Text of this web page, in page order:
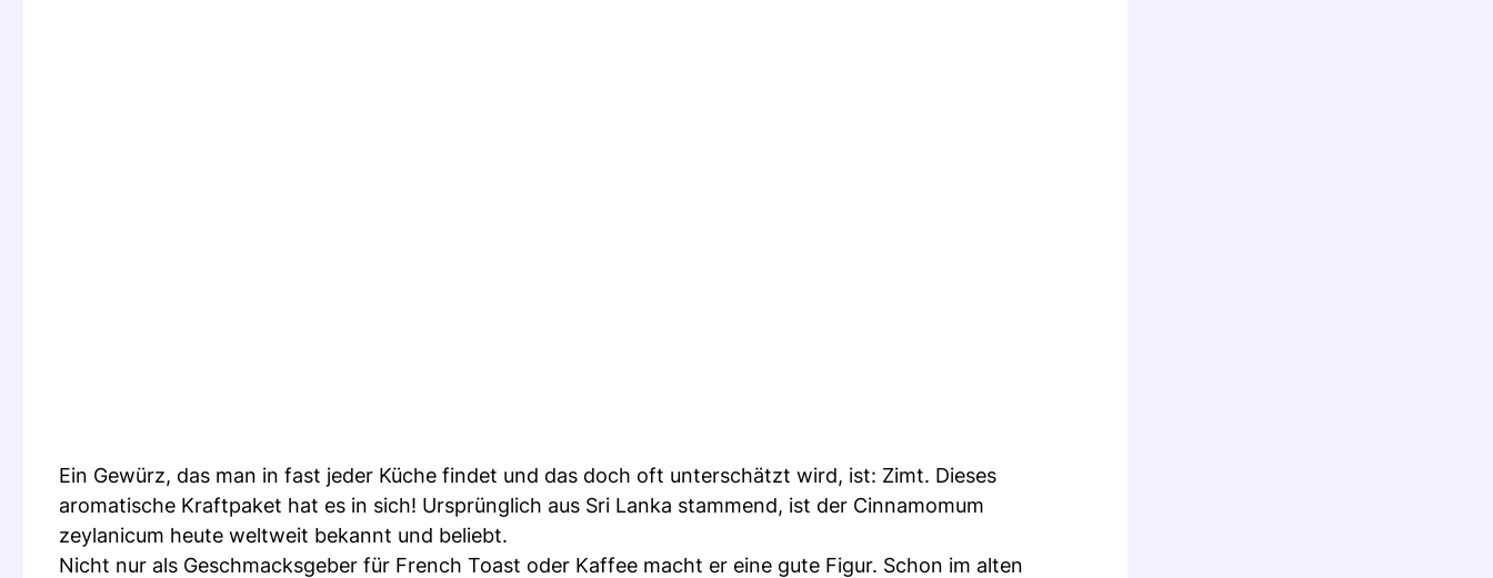
Ein Gewürz, das man in fast jeder Küche findet und das doch oft unterschätzt wird, ist: Zimt. Dieses
aromatische Kraftpaket hat es in sich! Ursprünglich aus Sri Lanka stammend, ist der Cinnamomum
zeylanicum heute weltweit bekannt und beliebt.
Nicht nur als Geschmacksgeber für French Toast oder Kaffee macht er eine gute Figur. Schon im alten